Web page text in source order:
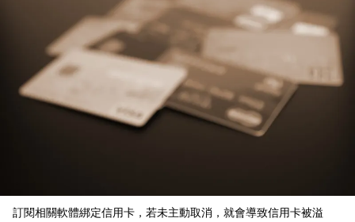
訂閱相關軟體綁定信用卡，若未主動取消，就會導致信用卡被溢